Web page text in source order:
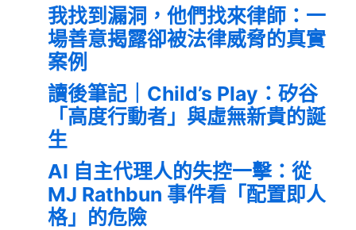
我找到漏洞，他們找來律師：一
場善意揭露卻被法律威脅的真實
案例
讀後筆記｜Child’s Play：矽谷
「高度行動者」與虛無新貴的誕
生
AI 自主代理人的失控一擊：從
MJ Rathbun 事件看「配置即人
格」的危險